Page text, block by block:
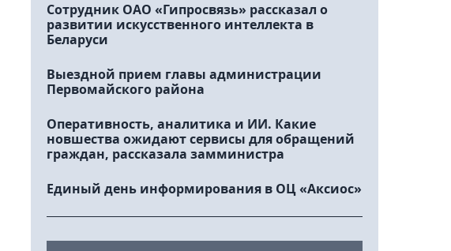
Сотрудник ОАО «Гипросвязь» рассказал о
развитии искусственного интеллекта в
Беларуси
Выездной прием главы администрации
Первомайского района
Оперативность, аналитика и ИИ. Какие
новшества ожидают сервисы для обращений
граждан, рассказала замминистра
Единый день информирования в ОЦ «Аксиос»